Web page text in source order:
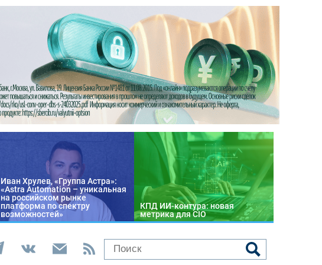
Иван Хрулев, «Группа Астра»:
«Astra Automation – уникальная
на российском рынке
платформа по спектру
возможностей»
КПД ИИ-контура: новая
метрика для CIO